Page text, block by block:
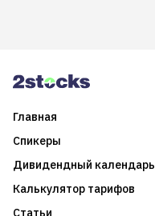
Главная
Спикеры
Дивидендный календарь
Калькулятор тарифов
Статьи